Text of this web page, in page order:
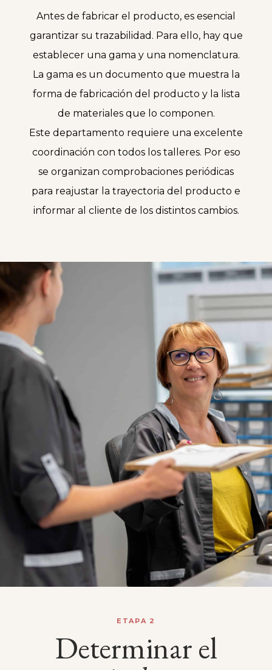
Antes de fabricar el producto, es esencial
garantizar su trazabilidad. Para ello, hay que
establecer una gama y una nomenclatura.
La gama es un documento que muestra la
forma de fabricación del producto y la lista
de materiales que lo componen.
Este departamento requiere una excelente
coordinación con todos los talleres. Por eso
se organizan comprobaciones periódicas
para reajustar la trayectoria del producto e
informar al cliente de los distintos cambios.
ETAPA 2
Determinar el